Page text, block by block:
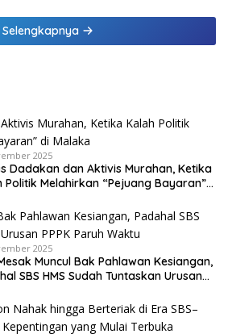
Selengkapnya
2025
Dadakan dan Aktivis Murahan, Ketika
Politik Melahirkan “Pejuang Bayaran”
2025
Muncul Bak Pahlawan Kesiangan,
SBS HMS Sudah Tuntaskan Urusan